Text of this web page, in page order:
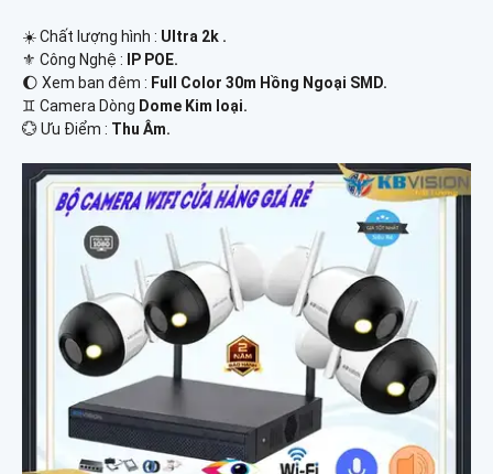
☀️ Chất lượng hình : Ultra 2k .
⚜️ Công Nghệ :
IP POE.
🌔 Xem ban đêm : Full Color 30m Hồng Ngoại SMD.
♊ Camera Dòng Dome Kim loại.
️💮 Ưu Điểm : Thu Âm.